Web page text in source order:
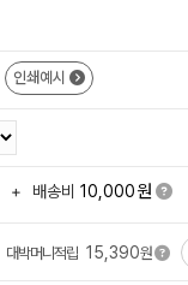
인쇄예시
+ 배송비 10,000원
대박머니적립 15,390원